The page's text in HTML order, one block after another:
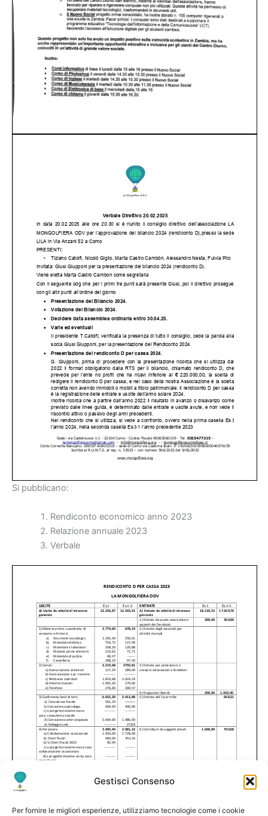
Gestisci Consenso
Per fornire le migliori esperienze, utilizziamo tecnologie come i cookie
Si pubblicano:
Rendiconto economico anno 2023
Relazione annuale 2023
Verbale